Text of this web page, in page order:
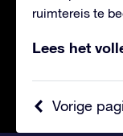
ruimtereis te
Lees het
Vorige